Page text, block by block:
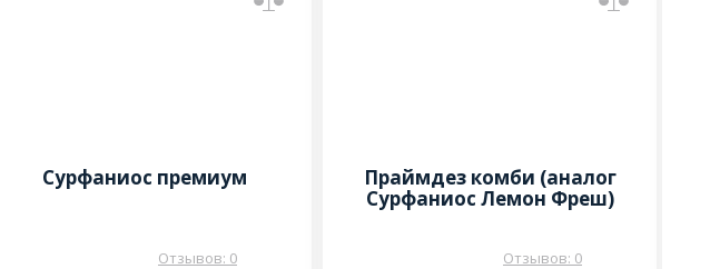
Сурфаниос премиум
Отзывов: 0
Праймдез комби (аналог
Сурфаниос Лемон Фреш)
Отзывов: 0